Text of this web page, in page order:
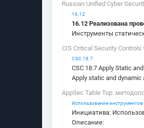
Russian Unified Cyber
16.12
16.12 Реализована
Инструменты
CIS Critical Security Controls
CSC 18.7
CSC 18.7 Apply Static
Apply static and
AppSec Table Top:
Использование инструментов
Инициатива:
Описание: